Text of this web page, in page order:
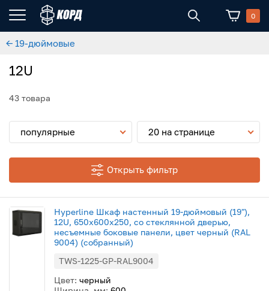
0
← 19-дюймовые
12U
43 товара
популярные 20 на странице
Открыть фильтр
Hyperline Шкаф настенный 19-дюймовый (19"),
12U, 650х600х250, со стеклянной дверью,
несъемные боковые панели, цвет черный (RAL
9004) (собранный)
TWS-1225-GP-RAL9004
Цвет: черный